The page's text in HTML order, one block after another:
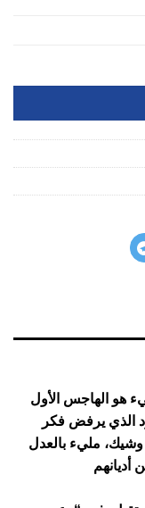
هو الهاجس الأول
الذي يرفض فكر
مليء بالعدل
أديانهم